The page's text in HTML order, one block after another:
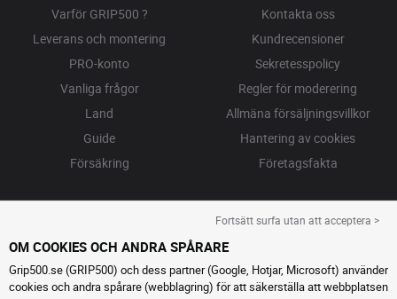
Varför GRIP500 ?
Leverans och montering
PRO-konto
Vanliga frågor
Land
Guide
Försäkring
Kontakta oss
Kundrecensioner
Sekretesspolicy
Regler för moderering
Allmäna försäljningsvillkor
Hantering av cookies
Företagsfakta
Fortsätt surfa utan att acceptera >
OM COOKIES OCH ANDRA SPÅRARE
Grip500.se (GRIP500) och dess partner (Google, Hotjar, Microsoft) använder
cookies och andra spårare (webblagring) för att säkerställa att webbplatsen